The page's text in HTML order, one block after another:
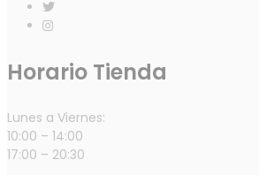
Horario Tienda
Lunes a Viernes:
10:00 – 14:00
17:00 – 20:30